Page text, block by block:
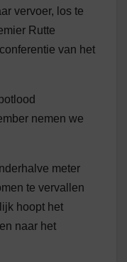
vervoer, los te
Rutte
van het
nemen we
meter
te vervallen
hoopt het
naar het